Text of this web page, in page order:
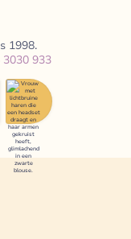
1998.
933